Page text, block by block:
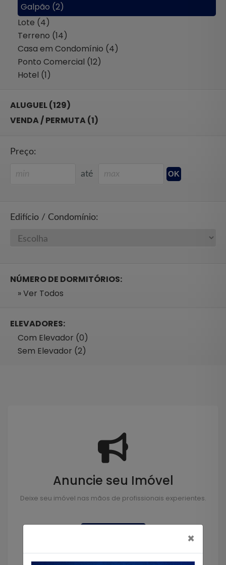
×
Galpão (2)
Lote (4)
Terreno (14)
Casa em Condomínio (4)
Ponto Comercial (12)
Hotel (1)
ALUGUEL (129)
VENDA / PERMUTA (1)
Preço:
até
Edifício / Condomínio:
NÚMERO DE DORMITÓRIOS:
» Ver Todos
ELEVADORES:
Com Elevador (0)
Sem Elevador (2)
Anuncie seu Imóvel
Deixe seu imóvel nas mãos de profissionais experientes.